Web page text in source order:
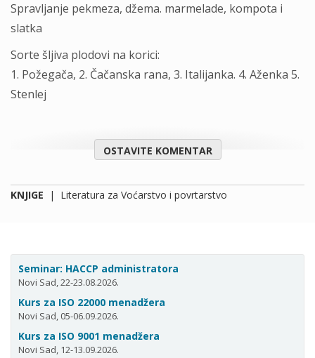
Spravljanje pekmeza, džema. marmelade, kompota i
slatka
Sorte šljiva plodovi na korici:
1. Požegača, 2. Čačanska rana, 3. Italijanka. 4. Aženka 5.
Stenlej
OSTAVITE KOMENTAR
KNJIGE | Literatura za Voćarstvo i povrtarstvo
Seminar: HACCP administratora
Novi Sad, 22-23.08.2026.
Kurs za ISO 22000 menadžera
Novi Sad, 05-06.09.2026.
Kurs za ISO 9001 menadžera
Novi Sad, 12-13.09.2026.